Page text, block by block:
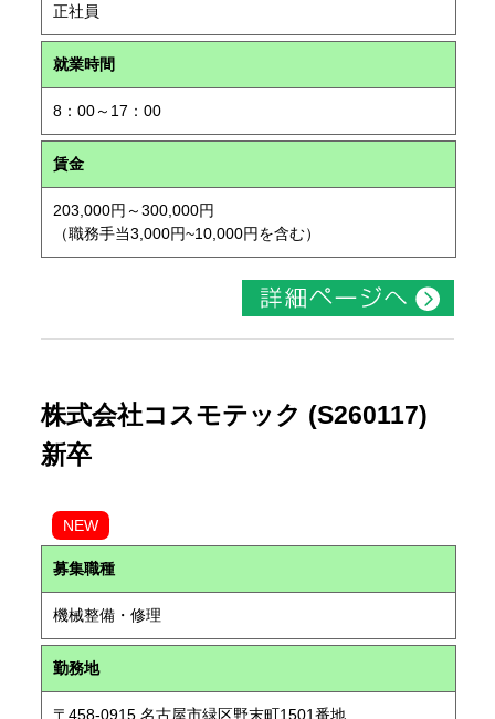
正社員
就業時間
8：00～17：00
賃金
203,000円～300,000円
（職務手当3,000円~10,000円を含む）
株式会社コスモテック (S260117)
新卒
NEW
募集職種
機械整備・修理
勤務地
〒458-0915 名古屋市緑区野末町1501番地